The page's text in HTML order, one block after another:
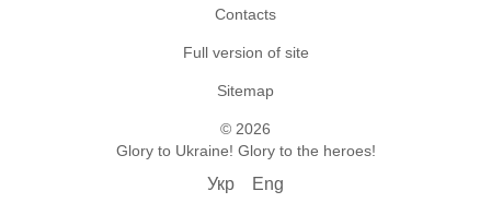
Contacts
Full version of site
Sitemap
© 2026
Glory to Ukraine! Glory to the heroes!
Укр Eng